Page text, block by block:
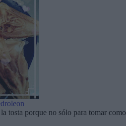
tosta porque no sólo para tomar como